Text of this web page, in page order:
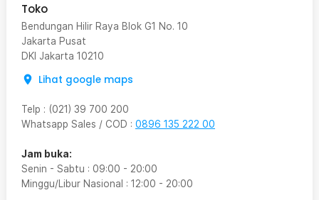
Toko
Bendungan Hilir Raya Blok G1 No. 10
Jakarta Pusat
DKI Jakarta 10210
Lihat google maps
Telp : (021) 39 700 200
Whatsapp Sales / COD : 0896 135 222 00
Jam buka:
Senin - Sabtu : 09:00 - 20:00
Minggu/Libur Nasional : 12:00 - 20:00